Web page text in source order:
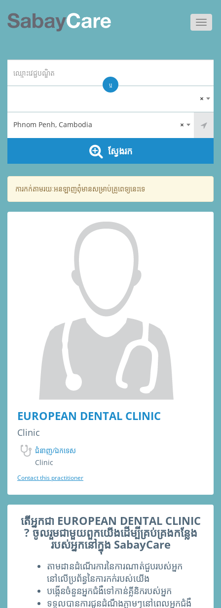
×
×
Phnom Penh, Cambodia
ស្វែងរក
ឬ
ការកក់តាមរយៈអនឡាញពុំមានសម្រាប់គ្រូពេទ្យនេះទេ
EUROPEAN DENTAL CLINIC
Clinic
ជំនាញ/ឯកទេស
Clinic
Contact this practitioner
តើអ្នកជា EUROPEAN DENTAL CLINIC
? ចូលរួមជាមួយពួកយើងដើម្បីគ្រប់គ្រងកន្លែង
របស់អ្នកនៅក្នុង SabayCare
តាមដានដំណើរការនៃការណាត់ជួបរបស់អ្នក
នៅលើប្រព័ន្ធនៃការកក់របស់យើង
បង្កើនចំនួ​នអ្នកជំងឺទៅកាន់គ្លីនិករបស់អ្នក
ទទួលបានការជូនដំណឹងភ្លាមៗនៅពេលអ្នកជំងឺ